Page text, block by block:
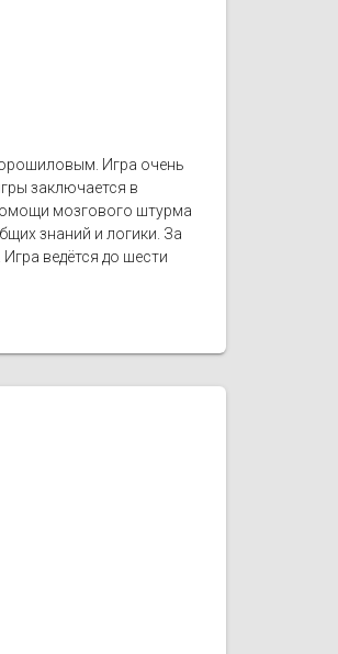
Игра очень
заключается в
мозгового штурма
знаний и логики. За
ведётся до шести